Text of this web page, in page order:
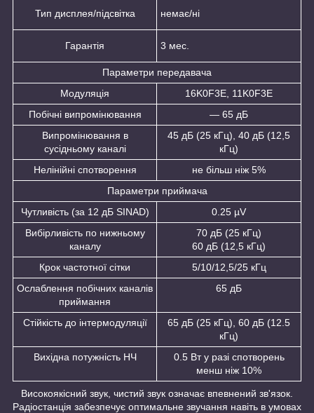
Тип дисплея/підсвітка немає/ні
Гарантія 3 мес.
Параметри передавача
Модуляція
16K0F3E, 11K0F3E
Побічні випромінювання
— 65 дБ
Випромінювання в
сусідньому каналі
45 дБ (25 кГц), 40 дБ (12,5
кГц)
Нелінійні спотворення
не більш ніж 5%
Параметри приймача
Чутливість (за 12 дБ SINAD)
0.25 µV
Вибірливість по нижньому
каналу
70 дБ (25 кГц)
60 дБ (12,5 кГц)
Крок частотної сітки
5/10/12,5/25 кГц
Ослаблення побічних каналів
приймання
65 дБ
Стійкість до інтермодуляції
65 дБ (25 кГц), 60 дБ (12.5
кГц)
Вихідна потужність НЧ
0.5 Вт у разі спотворень
менш ніж 10%
Високоякісний звук, чистий звук означає впевнений зв'язок.
Радіостанція забезпечує оптимальне звучання навіть в умовах